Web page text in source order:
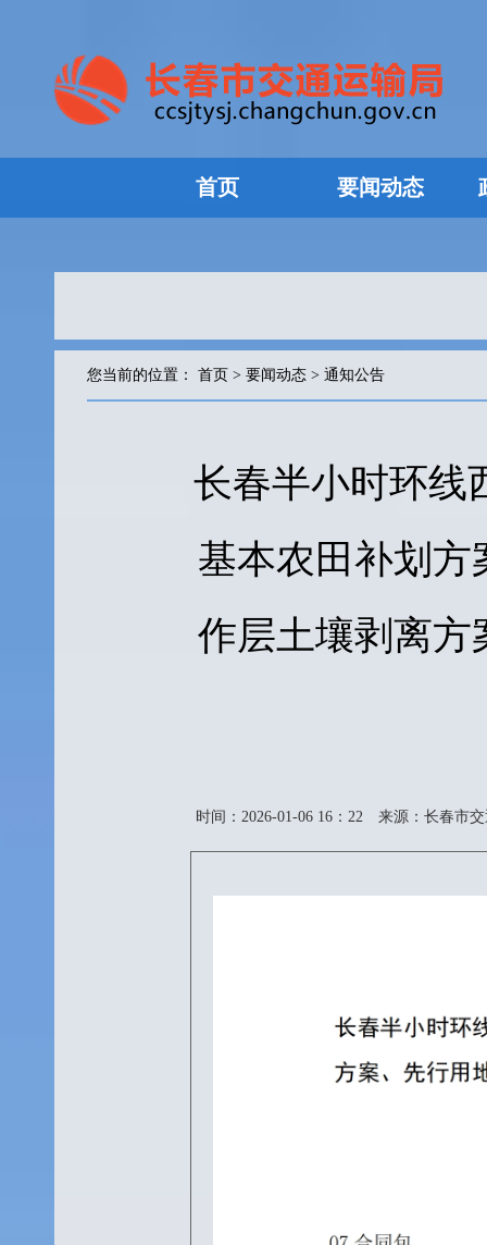
首页 要闻动态
您当前的位置： 首页 > 要闻动态 > 通知公告
长春半小时环线
基本农田补划
作层土壤剥离方
时间：2026-01-06 16：22 来源：长春市